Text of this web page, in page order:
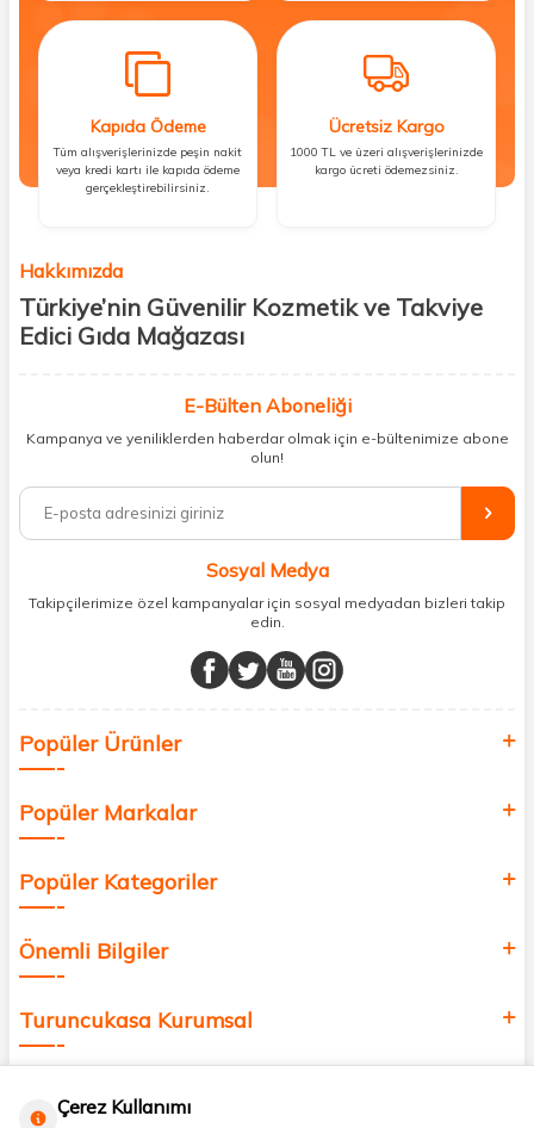
Kapıda Ödeme
Tüm alışverişlerinizde peşin nakit
veya kredi kartı ile kapıda ödeme
gerçekleştirebilirsiniz.
Ücretsiz Kargo
1000 TL ve üzeri alışverişlerinizde
kargo ücreti ödemezsiniz.
Hakkımızda
Türkiye’nin Güvenilir Kozmetik ve Takviye
Edici Gıda Mağazası
kişisel bakım hem de takviye edici gıda ürünlerini sizlerle
buluşturuyoruz. Artık mağaza mağaza dolaşmanıza gerek yok;
ihtiyacınız olan her şeyi tek bir çatı altında topluyor ve kapınıza kadar
%100 orijinal kozmetik ve sağlık ürünleriyle güzelliğinizi tamamlayabilir,
vücudunuzu desteklemek için güvenilir takviye edici gıdalara
minerallere kadar binlerce ürünü uygun fiyat ve hızlı kargo avantajıyla
sunuyoruz.
buluşturuyor ve online alışveriş deneyiminizi en iyi hale getiriyoruz.
Sağlık, güzellik ve iyi yaşam için aradığınız her şey burada!
değer katmak için bize katılın!
E-Bülten Aboneliği
Kampanya ve yeniliklerden haberdar olmak için e-bültenimize abone
olun!
Sosyal Medya
Takipçilerimize özel kampanyalar için sosyal medyadan bizleri takip
edin.
Popüler Ürünler
Popüler Markalar
Popüler Kategoriler
Önemli Bilgiler
Turuncukasa Kurumsal
Çerez Kullanımı